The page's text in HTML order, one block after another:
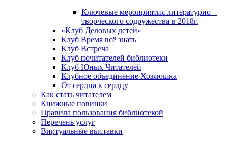
Ключевые мероприятия литературно –
творческого содружества в 2018г.
«Клуб Деловых детей»
Клуб Время всё знать
Клуб Встреча
Клуб почитателей библиотеки
Клуб Юных Читателей
Клубное объединение Хозяюшка
От сердца к сердцу
Как стать читателем
Книжные новинки
Правила пользования библиотекой
Перечень услуг
Виртуальные выставки